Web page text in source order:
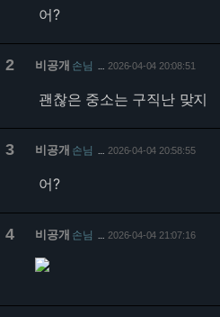
어?
2 비공개 손님 2026-04-04 20:08:51
괜찮은 중소는 구직난 맞지
3 비공개 손님 2026-04-04 20:58:55
어?
4 비공개 손님 2026-04-04 21:07:16